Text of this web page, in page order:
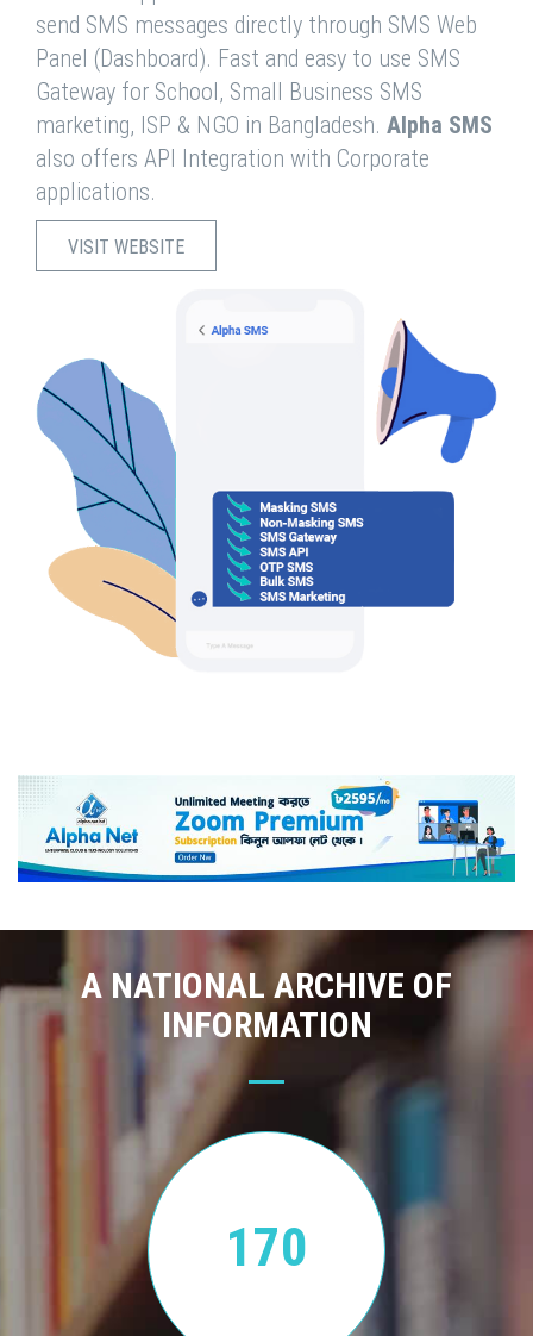
send SMS messages directly through SMS Web
Panel (Dashboard). Fast and easy to use SMS
Gateway for School, Small Business SMS
marketing, ISP & NGO in Bangladesh. Alpha SMS
also offers API Integration with Corporate
applications.
VISIT WEBSITE
A NATIONAL ARCHIVE OF
INFORMATION
170